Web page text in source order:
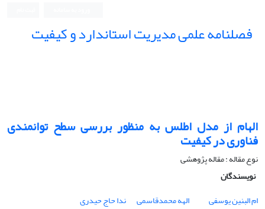
فصلنامه علمی مدیریت استاندارد و کیفیت
الهام از مدل اطلس به منظور بررسی سطح توانمندی
فناوری در کیفیت
نوع مقاله : مقاله پژوهشی
نویسندگان
ام البنین یوسفی
الهه محمدقاسمی
ندا حاج حیدری